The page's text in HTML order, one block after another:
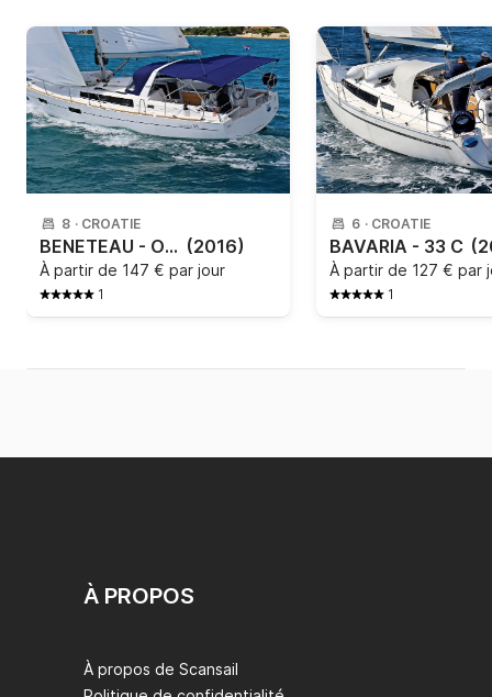
8 · CROATIE
BENETEAU - OCEANIS 38 (2016)
À partir de 147 € par jour
1
6 · CROATIE
BAVARIA - 33 C
À partir de 127 € par
1
À PROPOS
À propos de Scansail